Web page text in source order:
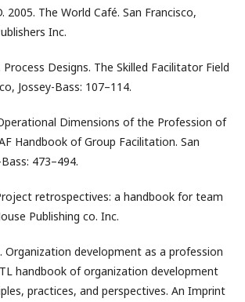
2005. The World Café. San Francisco,
Inc.
Process Designs. The Skilled Facilitator Field
Jossey-Bass: 107–114.
Operational Dimensions of the Profession of
Handbook of Group Facilitation. San
473–494.
retrospectives: a handbook for team
Publishing co. Inc.
Organization development as a profession
handbook of organization development
practices, and perspectives. An Imprint